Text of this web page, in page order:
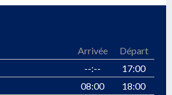
Arrivée
Départ
--:--
17:00
08:00
18:00